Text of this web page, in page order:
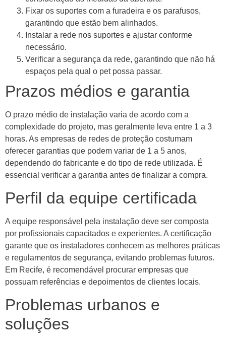
Fixar os suportes com a furadeira e os parafusos,
garantindo que estão bem alinhados.
Instalar a rede nos suportes e ajustar conforme
necessário.
Verificar a segurança da rede, garantindo que não há
espaços pela qual o pet possa passar.
Prazos médios e garantia
O prazo médio de instalação varia de acordo com a
complexidade do projeto, mas geralmente leva entre 1 a 3
horas. As empresas de redes de proteção costumam
oferecer garantias que podem variar de 1 a 5 anos,
dependendo do fabricante e do tipo de rede utilizada. É
essencial verificar a garantia antes de finalizar a compra.
Perfil da equipe certificada
A equipe responsável pela instalação deve ser composta
por profissionais capacitados e experientes. A certificação
garante que os instaladores conhecem as melhores práticas
e regulamentos de segurança, evitando problemas futuros.
Em Recife, é recomendável procurar empresas que
possuam referências e depoimentos de clientes locais.
Problemas urbanos e
soluções